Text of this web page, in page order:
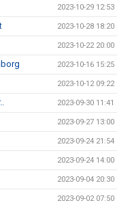
2023-10-29 12:53
2023-10-28 18:20
2023-10-22 20:00
2023-10-16 15:25
2023-10-12 09:22
2023-09-30 11:41
2023-09-27 13:00
2023-09-24 21:54
2023-09-24 14:00
2023-09-04 20:30
2023-09-02 07:50